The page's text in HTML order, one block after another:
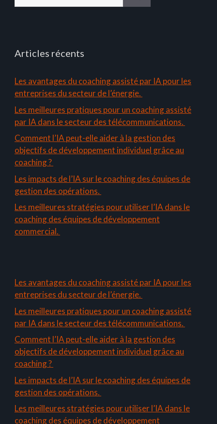
Articles récents
Les avantages du coaching assisté par IA pour les
entreprises du secteur de l’énergie.
Les meilleures pratiques pour un coaching assisté
par IA dans le secteur des télécommunications.
Comment l’IA peut-elle aider à la gestion des
objectifs de développement individuel grâce au
coaching ?
Les impacts de l’IA sur le coaching des équipes de
gestion des opérations.
Les meilleures stratégies pour utiliser l’IA dans le
coaching des équipes de développement
commercial.
Les avantages du coaching assisté par IA pour les
entreprises du secteur de l’énergie.
Les meilleures pratiques pour un coaching assisté
par IA dans le secteur des télécommunications.
Comment l’IA peut-elle aider à la gestion des
objectifs de développement individuel grâce au
coaching ?
Les impacts de l’IA sur le coaching des équipes de
gestion des opérations.
Les meilleures stratégies pour utiliser l’IA dans le
coaching des équipes de développement